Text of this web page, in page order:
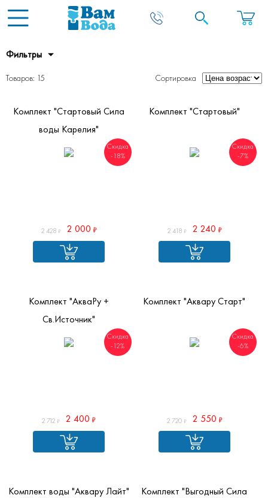
Фильтры
Товаров: 15 Сортировка
Комплект "Стартовый Сила
воды Карелия"
2 428 2 000
Скидка
-18%
Комплект "Стартовый"
2 418 2 240
Скидка
-7%
Комплект "АкваРу +
Св.Источник"
2 712 2 400
Скидка
-12%
Комплект "Аквару Старт"
2 720 2 550
Скидка
-6%
Комплект воды "Аквару Лайт"
Комплект "Выгодный Сила